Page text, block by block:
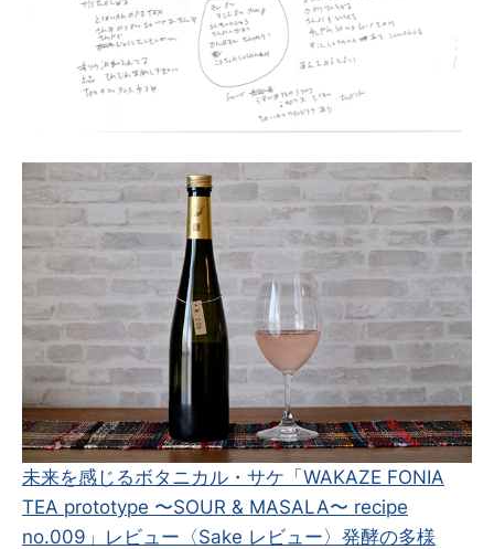
未来を感じるボタニカル・サケ「WAKAZE FONIA
TEA prototype 〜SOUR & MASALA〜 recipe
no.009」レビュー 〈Sake レビュー〉発酵の多様